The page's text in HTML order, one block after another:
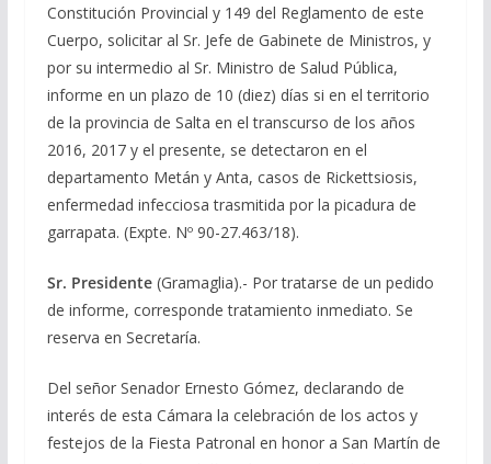
Constitución Provincial y 149 del Reglamento de este
Cuerpo, solicitar al Sr. Jefe de Gabinete de Ministros, y
por su intermedio al Sr. Ministro de Salud Pública,
informe en un plazo de 10 (diez) días si en el territorio
de la provincia de Salta en el transcurso de los años
2016, 2017 y el presente, se detectaron en el
departamento Metán y Anta, casos de Rickettsiosis,
enfermedad infecciosa trasmitida por la picadura de
garrapata. (Expte. Nº 90-27.463/18).
Sr. Presidente (Gramaglia).- Por tratarse de un pedido
de informe, corresponde tratamiento inmediato. Se
reserva en Secretaría.
Del señor Senador Ernesto Gómez, declarando de
interés de esta Cámara la celebración de los actos y
festejos de la Fiesta Patronal en honor a San Martín de